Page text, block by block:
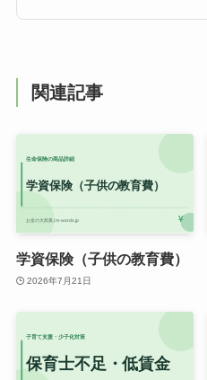
関連記事
学資保険（子供の教育費）
2026年7月21日